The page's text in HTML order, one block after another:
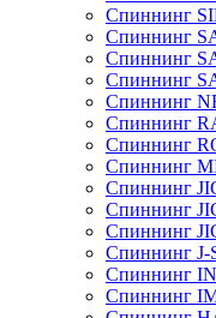
Спиннинг
Спиннинг
Спиннинг
Спиннинг
Спиннинг
Спиннинг
Спиннинг
Спиннинг
Спиннинг
Спиннинг
Спиннинг
Спиннинг J-
Спиннинг
Спиннинг